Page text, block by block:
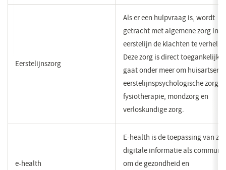
Eerstelijnszorg
Als er een hulpvraag is, wordt
getracht met algemene zorg in
eerstelijn de klachten te
Deze zorg is direct toegankelijk.
gaat onder meer om
eerstelijnspsychologische zorg,
fysiotherapie, mondzorg en
verloskundige zorg.
e-health
E-health is de toepassing van
digitale informatie als
om de gezondheid en